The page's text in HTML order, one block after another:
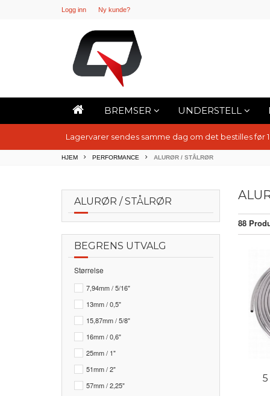
Logg inn Ny kunde?
BREMSER UNDERSTELL
Lagervarer sendes samme dag om det bestilles før
HJEM PERFORMANCE ALURØR / STÅLRØR
ALURØR / STÅLRØR
BEGRENS UTVALG
Størrelse
7,94mm / 5/16"
13mm / 0,5"
15,87mm / 5/8"
16mm / 0,6"
25mm / 1"
51mm / 2"
57mm / 2,25"
88